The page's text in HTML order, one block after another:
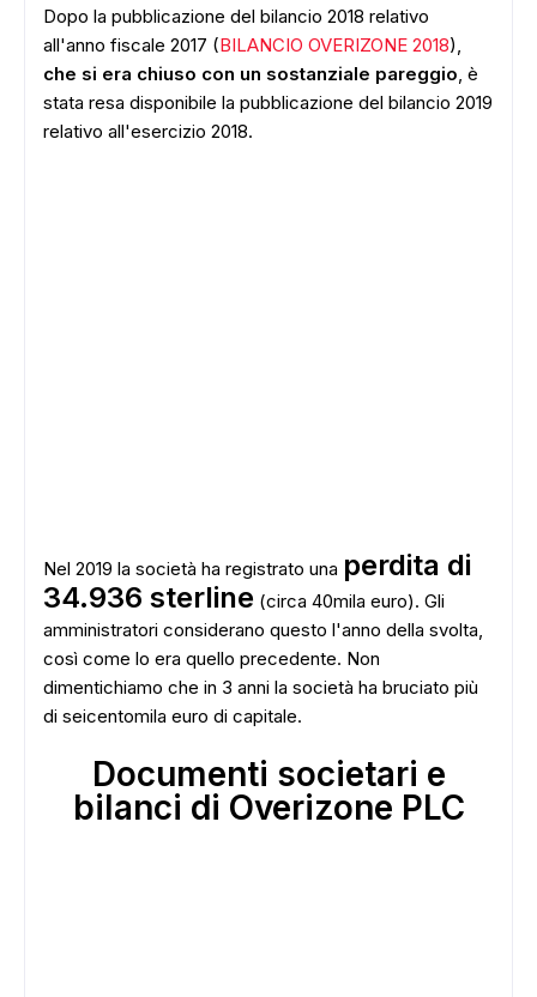
Dopo la pubblicazione del bilancio 2018 relativo
all'anno fiscale 2017 (BILANCIO OVERIZONE 2018),
che si era chiuso con un sostanziale pareggio, è
stata resa disponibile la pubblicazione del bilancio 2019
relativo all'esercizio 2018.
Nel 2019 la società ha registrato una perdita di
34.936 sterline (circa 40mila euro). Gli
amministratori considerano questo l'anno della svolta,
così come lo era quello precedente. Non
dimentichiamo che in 3 anni la società ha bruciato più
di seicentomila euro di capitale.
Documenti societari e
bilanci di Overizone PLC